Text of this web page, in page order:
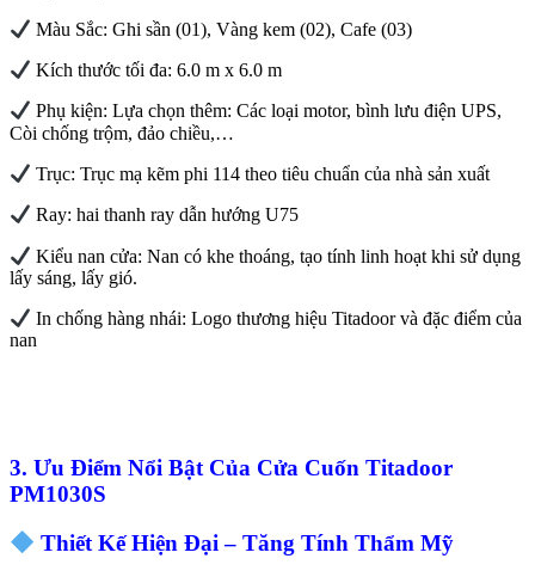
Màu Sắc: Ghi sần (01), Vàng kem (02), Cafe (03)
Kích thước tối đa: 6.0 m x 6.0 m
Phụ kiện: Lựa chọn thêm: Các loại motor, bình lưu điện UPS,
Còi chống trộm, đảo chiều,…
Trục: Trục mạ kẽm phi 114 theo tiêu chuẩn của nhà sản xuất
Ray: hai thanh ray dẫn hướng U75
Kiểu nan cửa: Nan có khe thoáng, tạo tính linh hoạt khi sử dụng
lấy sáng, lấy gió.
In chống hàng nhái: Logo thương hiệu Titadoor và đặc điểm của
nan
3. Ưu Điểm Nổi Bật Của Cửa Cuốn Titadoor
PM1030S
Thiết Kế Hiện Đại – Tăng Tính Thẩm Mỹ